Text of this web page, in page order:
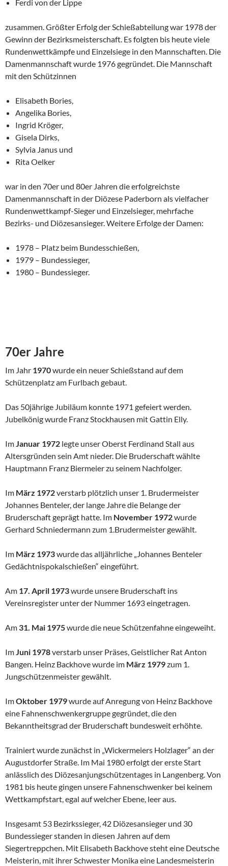
Ferdi von der Lippe
zusammen. Größter Erfolg der Schießabteilung war 1978 der
Gewinn der Bezirksmeisterschaft. Es folgten bis heute viele
Rundenwettkämpfe und Einzelsiege in den Mannschaften. Die
Damenmannschaft wurde 1976 gegründet. Die Mannschaft
mit den Schützinnen
Elisabeth Bories,
Angelika Bories,
Ingrid Kröger,
Gisela Dirks,
Sylvia Janus und
Rita Oelker
war in den 70er und 80er Jahren die erfolgreichste
Damenmannschaft in der Diözese Paderborn als vielfacher
Rundenwettkampf-Sieger und Einzelsieger, mehrfache
Bezirks- und Diözesansieger. Weitere Erfolge der Damen:
1978 – Platz beim Bundesschießen,
1979 – Bundessieger,
1980 – Bundessieger.
70er Jahre
Im Jahr 1970wurde ein neuer Schießstand auf dem
Schützenplatz am Furlbach gebaut.
Das 50jährige Jubiläum konnte 1971 gefeiert werden.
Jubelkönig wurde Franz Stockhausen mit Gattin Elly.
ImJanuar 1972 legte unser Oberst Ferdinand Stall aus
Altersgründen sein Amt nieder. Die Bruderschaft wählte
Hauptmann Franz Biermeier zu seinem Nachfolger.
Im März 1972verstarb plötzlich unser 1. Brudermeister
Johannes Benteler, der lange Jahre die Belange der
Bruderschaft geprägt hatte. Im November 1972wurde
Gerhard Schniedermann zum 1.Bruder­meister gewählt.
Im März 1973wurde das alljährliche „Johannes Benteler
Gedächtnis­pokalschießen“ eingeführt.
Am 17. April 1973wurde unsere Bruderschaft ins
Vereinsregister unter der Nummer 1693 eingetragen.
Am 31. Mai 1975wurde die neue Schützenfahne eingeweiht.
ImJuni 1978verstarb unser Präses, Geistlicher Rat Anton
Bangen. Heinz Backhove wurde im März 1979zum 1.
Jungschützenmeister ge­wählt.
ImOktober 1979wurde auf Anregung von Heinz Backhove
eine Fahnen­schwenkergruppe gegründet, die den
Bekanntheitsgrad der Bruderschaft bundesweit erhöhte.
Trainiert wurde zunächst in „Wickermeiers Holzlager“ an der
Augustdorfer Straße. Im Mai 1980 erfolgt der erste Start
anlässlich des Diözesan­jungschützentages in Langenberg. Von
1981 bis heute gingen unsere Fahnenschwenker bei keinem
Wettkampfstart, egal auf welcher Ebene, leer aus.
Insgesamt 53 Bezirkssieger, 42 Diözesansieger und 30
Bundessieger standen in diesen Jahren auf dem
Siegertreppchen. Mit Elisabeth Backhove steht eine Deutsche
Meisterin, mit ihrer Schwester Monika eine Landesmeisterin